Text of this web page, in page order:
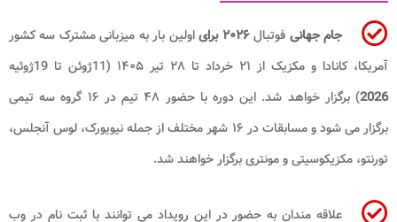
جام جهانی فوتبال۲۰۲۶ برای
اولین بار به میزبانی مشترک سه کشور
آمریکا، کانادا و مکزیک از ۲۱ خرداد تا ۲۸ تیر ۱۴۰۵ (11ژوئن تا 19ژوئیه
2026
) برگزار خواهد شد. این دوره با حضور ۴۸ تیم در ۱۶ گروه سه تیمی
برگزار می شود و مسابقات در ۱۶ شهر مختلف از جمله نیویورک، لوس آنجلس،
تورنتو، مکزیکوسیتی و مونتری برگزار خواهند شد.
علاقه مندان به حضور در این رویداد می توانند با ثبت نام در وب